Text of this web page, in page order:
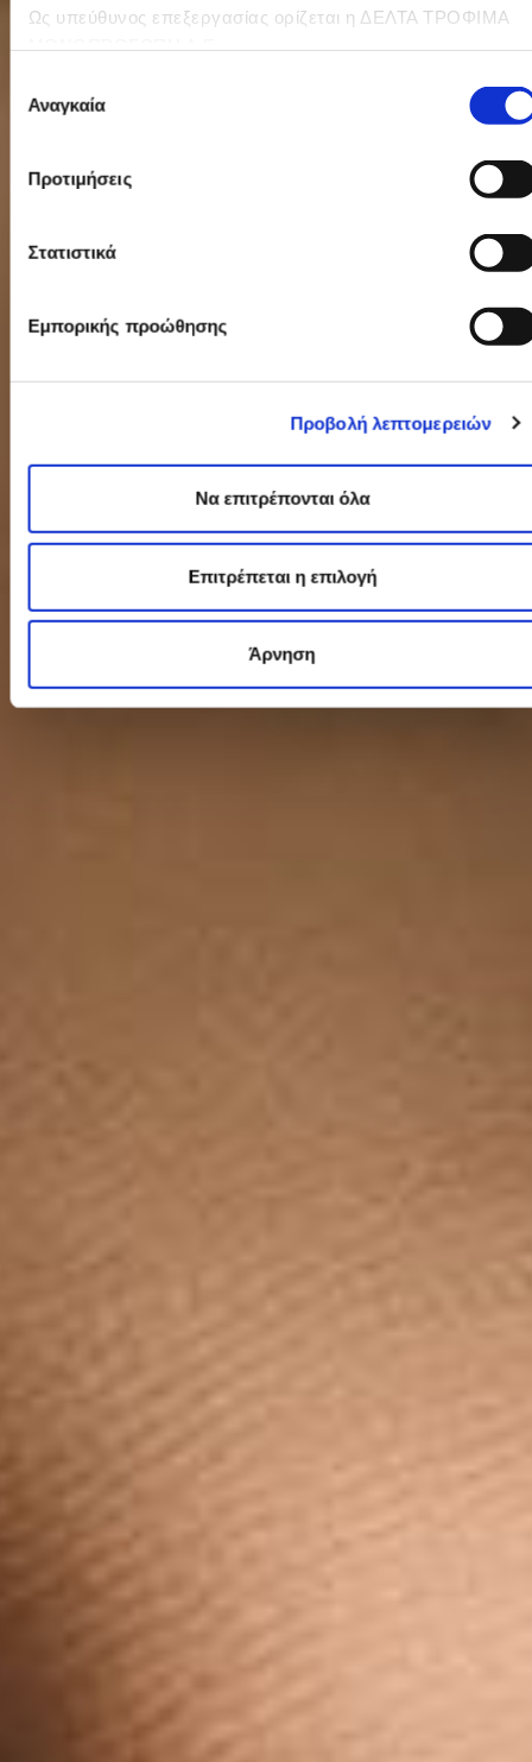
Ως υπεύθυνος επεξεργασίας ορίζεται η ΔΕΛΤΑ ΤΡΟΦΙΜΑ
συγκατάθεσης
Αναγκαία
Προτιμήσεις
Στατιστικά
Εμπορικής προώθησης
Προβολή λεπτομερειών
Να επιτρέπονται όλα
Επιτρέπεται η επιλογή
Άρνηση